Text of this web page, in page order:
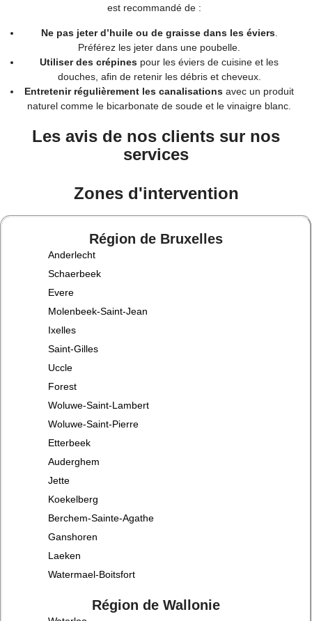
est recommandé de :
Ne pas jeter d’huile ou de graisse dans les éviers.
Préférez les jeter dans une poubelle.
Utiliser des crépines pour les éviers de cuisine et les
douches, afin de retenir les débris et cheveux.
Entretenir régulièrement les canalisations avec un produit
naturel comme le bicarbonate de soude et le vinaigre blanc.
Les avis de nos clients sur nos
services
Zones d'intervention
Région de Bruxelles
Anderlecht
Schaerbeek
Evere
Molenbeek-Saint-Jean
Ixelles
Saint-Gilles
Uccle
Forest
Woluwe-Saint-Lambert
Woluwe-Saint-Pierre
Etterbeek
Auderghem
Jette
Koekelberg
Berchem-Sainte-Agathe
Ganshoren
Laeken
Watermael-Boitsfort
Région de Wallonie